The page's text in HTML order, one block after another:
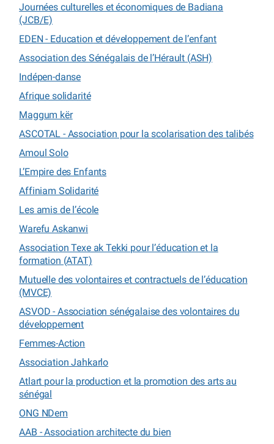
Journées culturelles et économiques de Badiana
(JCB/E)
EDEN - Education et développement de l’enfant
Association des Sénégalais de l’Hérault (ASH)
Indépen-danse
Afrique solidarité
Maggum kër
ASCOTAL - Association pour la scolarisation des talibés
Amoul Solo
L’Empire des Enfants
Affiniam Solidarité
Les amis de l’école
Warefu Askanwi
Association Texe ak Tekki pour l’éducation et la
formation (ATAT)
Mutuelle des volontaires et contractuels de l’éducation
(MVCE)
ASVOD - Association sénégalaise des volontaires du
développement
Femmes-Action
Association Jahkarlo
Atlart pour la production et la promotion des arts au
sénégal
ONG NDem
AAB - Association architecte du bien